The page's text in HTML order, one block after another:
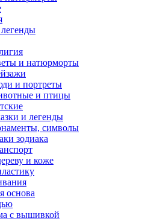
и натюрморты
и портреты
и птицы
и легенды
символы
зодиака
и коже
основа
с вышивкой